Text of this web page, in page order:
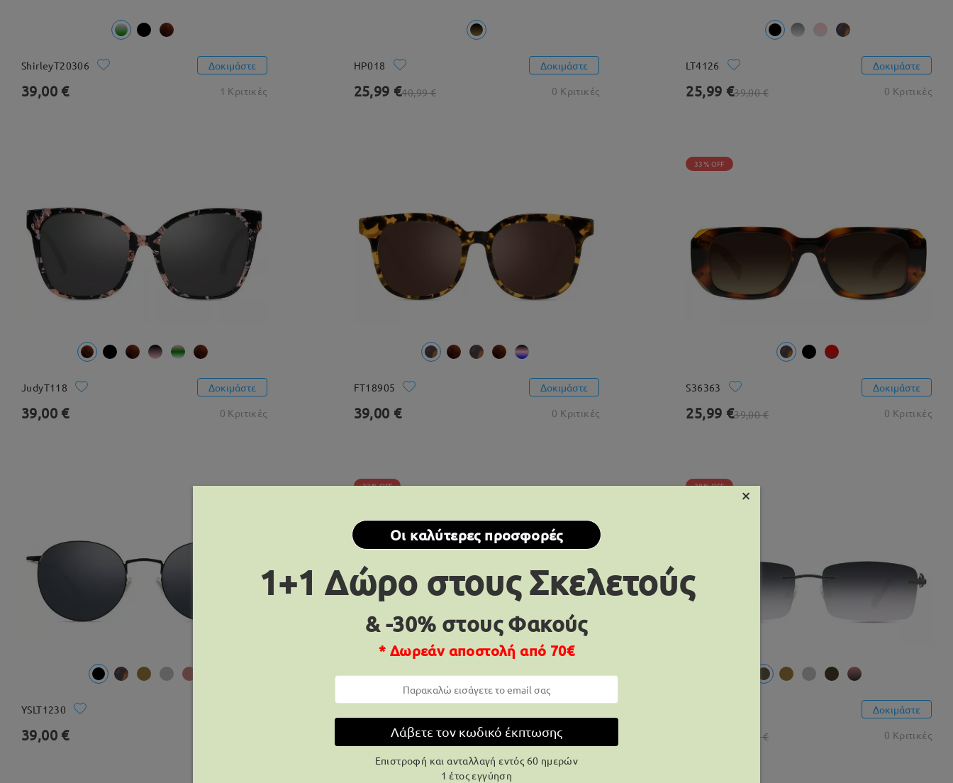
ShirleyT20306 Δοκιμάστε
39,00 € 1 Κριτικές
HP018 Δοκιμάστε
25,99 €40,99 € 0 Κριτικές
LT4126 Δοκιμάστε
25,99 €39,00 € 0 Κριτικές
JudyT118 Δοκιμάστε
39,00 € 0 Κριτικές
FT18905 Δοκιμάστε
39,00 € 0 Κριτικές
33% OFF
S36363 Δοκιμάστε
25,99 €39,00 € 0 Κριτικές
YSLT1230
39,00 €
23% OFF
29,99 €39,00 € 0 Κριτικές
38% OFF
Δοκιμάστε
41,99 € 0 Κριτικές
×
Οι καλύτερες προσφορές
1+1 Δώρο στους Σκελετούς
& -30% στους Φακούς
* Δωρεάν αποστολή από 70€
Λάβετε τον κωδικό έκπτωσης
Επιστροφή και ανταλλαγή εντός 60 ημερών
1 έτος εγγύηση